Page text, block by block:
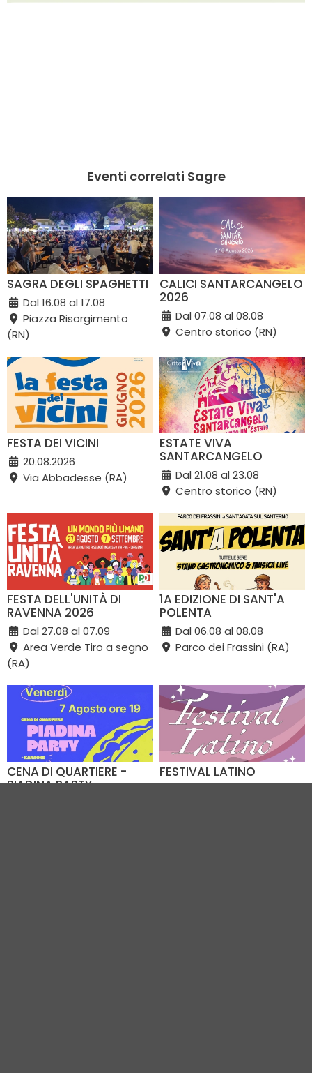
Eventi correlati Sagre
SAGRA DEGLI SPAGHETTI
Dal 16.08 al 17.08
Piazza Risorgimento
(RN)
CALICI SANTARCANGELO
2026
Dal 07.08 al 08.08
Centro storico (RN)
FESTA DEI VICINI
20.08.2026
Via Abbadesse (RA)
ESTATE VIVA
SANTARCANGELO
Dal 21.08 al 23.08
Centro storico (RN)
FESTA DELL'UNITÀ DI
RAVENNA 2026
Dal 27.08 al 07.09
Area Verde Tiro a segno
(RA)
1A EDIZIONE DI SANT'A
POLENTA
Dal 06.08 al 08.08
Parco dei Frassini (RA)
CENA DI QUARTIERE -
PIADINA PARTY
FESTIVAL LATINO